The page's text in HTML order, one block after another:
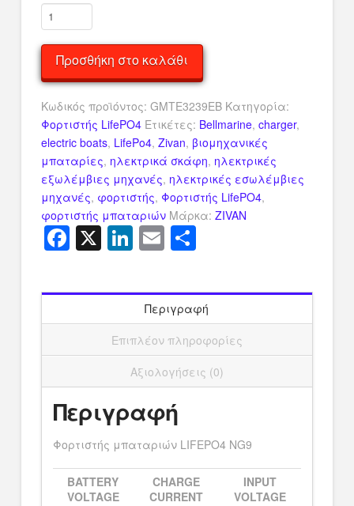
Φορτιστής
μπαταριών
LIFEPO4
NG9
ποσότητα
Προσθήκη στο καλάθι
Κωδικός προϊόντος: GMTE3239EB Κατηγορία:
Φορτιστής LifePO4 Ετικέτες: Bellmarine, charger,
electric boats, LifePo4, Zivan, βιομηχανικές
μπαταρίες, ηλεκτρικά σκάφη, ηλεκτρικές
εξωλέμβιες μηχανές, ηλεκτρικές εσωλέμβιες
μηχανές, φορτιστής, Φορτιστής LifePO4,
φορτιστής μπαταριών Μάρκα: ZIVAN
Facebook
X LinkedIn
Email
Περιγραφή
Επιπλέον πληροφορίες
Αξιολογήσεις (0)
Περιγραφή
Φορτιστής μπαταριών LIFEPO4 NG9
BATTERY
VOLTAGE
CHARGE
CURRENT
INPUT
VOLTAGE